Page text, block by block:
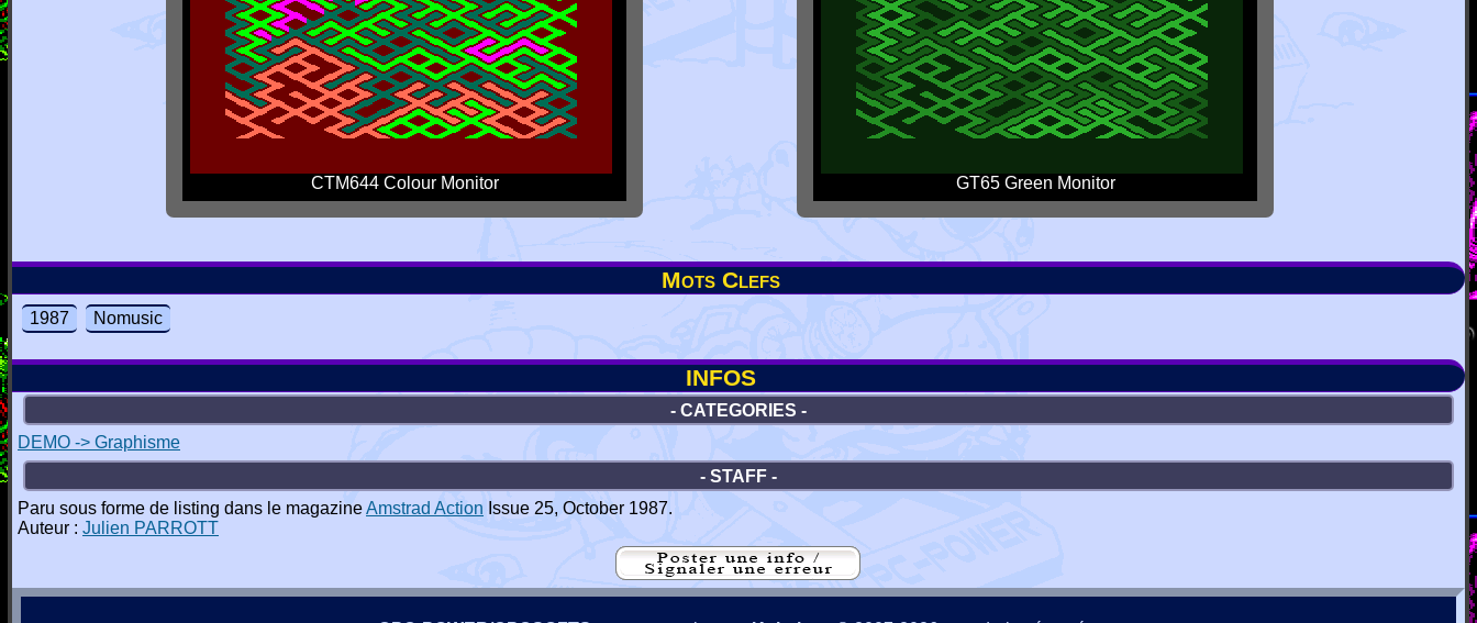
CTM644 Colour Monitor GT65 Green Monitor
Mots Clefs
1987 Nomusic
INFOS
- CATEGORIES -
DEMO -> Graphisme
- STAFF -
Paru sous forme de listing dans le magazineAmstrad Action Issue 25, October 1987.
Auteur : Julien PARROTT